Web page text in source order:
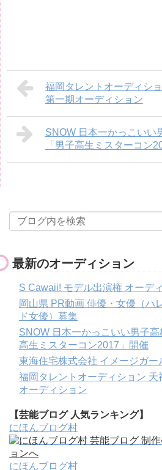
福岡タレントオーディシ
第一期オーディション
SNOW 日本一かっこいい
「男子高生ミスターコン
最新のオーディション
S Cawaii! モデル出演権 オーデ
岡山県 PR動画 俳優・女優（ハ
ド女優）募集
SNOW 日本一かっこいい男子
高生ミスターコン2017」開催
東海住宅株式会社 イメージガー
福岡タレントオーディション 天
オーディション
【芸能ブログ 人気ランキング】
にほんブログ村
にほんブログ村